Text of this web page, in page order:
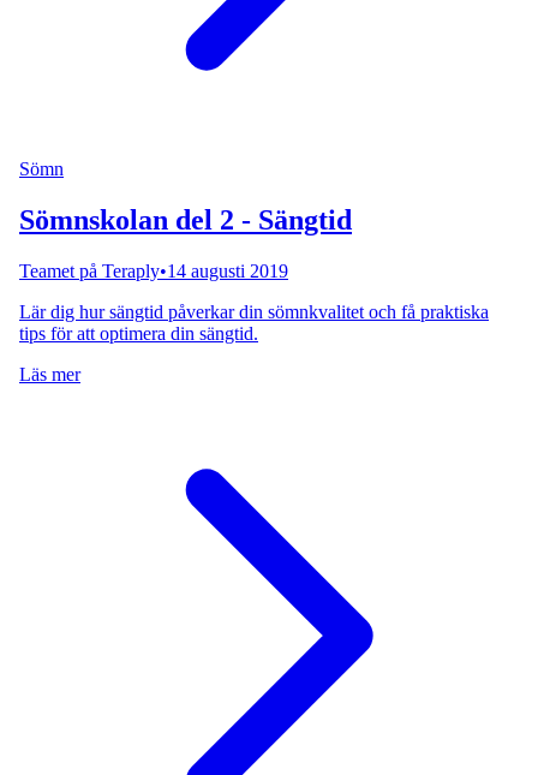
Sömn
Sömnskolan del 2 - Sängtid
Teamet på Teraply•14 augusti 2019
Lär dig hur sängtid påverkar din sömnkvalitet och få praktiska
tips för att optimera din sängtid.
Läs mer